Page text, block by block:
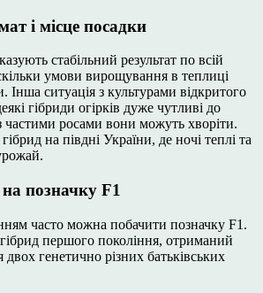
і місце посадки
стабільний результат по всій
умови вирощування в теплиці
ситуація з культурами відкритого
гібриди огірків дуже чутливі до
частими росами вони можуть хворіти.
на півдні України, де ночі теплі та
позначку F1
часто можна побачити позначку F1.
першого покоління, отриманий
генетично різних батьківських